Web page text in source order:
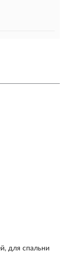
для спальни